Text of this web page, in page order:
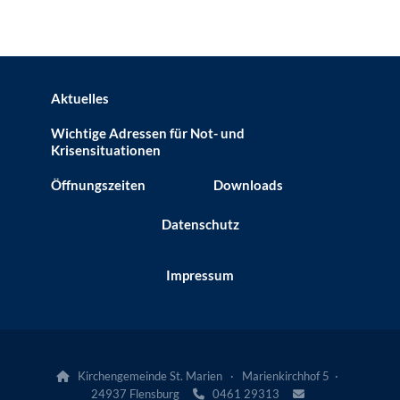
Aktuelles
Wichtige Adressen für Not- und
Krisensituationen
Öffnungszeiten Downloads
Datenschutz
Impressum

Kirchengemeinde St. Marien · Marienkirchhof 5 ·
24937 Flensburg
0461 29313 